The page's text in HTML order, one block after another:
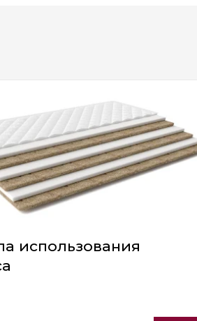
использования